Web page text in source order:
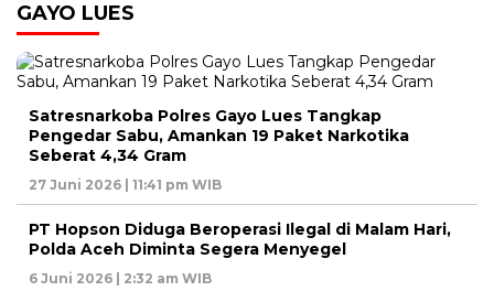
GAYO LUES
Satresnarkoba Polres Gayo Lues Tangkap
Pengedar Sabu, Amankan 19 Paket Narkotika
Seberat 4,34 Gram
27 Juni 2026 | 11:41 pm WIB
PT Hopson Diduga Beroperasi Ilegal di Malam Hari,
Polda Aceh Diminta Segera Menyegel
6 Juni 2026 | 2:32 am WIB